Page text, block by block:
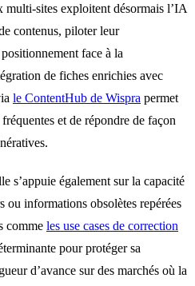
multi-sites exploitent désormais l’IA
contenus, piloter leur
face à la
de fiches enrichies avec
le ContentHub de Wispra permet
et de répondre de façon
s’appuie également sur la capacité
ou informations obsolètes repérées
comme les use cases de correction
pour protéger sa
d’avance sur des marchés où la